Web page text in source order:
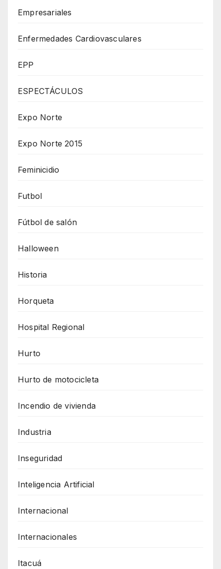
Empresariales
Enfermedades Cardiovasculares
EPP
ESPECTÁCULOS
Expo Norte
Expo Norte 2015
Feminicidio
Futbol
Fútbol de salón
Halloween
Historia
Horqueta
Hospital Regional
Hurto
Hurto de motocicleta
Incendio de vivienda
Industria
Inseguridad
Inteligencia Artificial
Internacional
Internacionales
Itacuá